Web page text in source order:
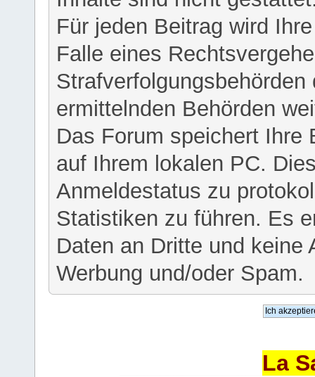
Für jeden Beitrag wird
Falle eines
ermittelnden Behörden
Das Forum speichert Ihre
auf Ihrem lokalen PC.
Anmeldestatus zu
Statistiken zu führen. Es
Daten an Dritte und keine
Werbung und/oder Spam.
La